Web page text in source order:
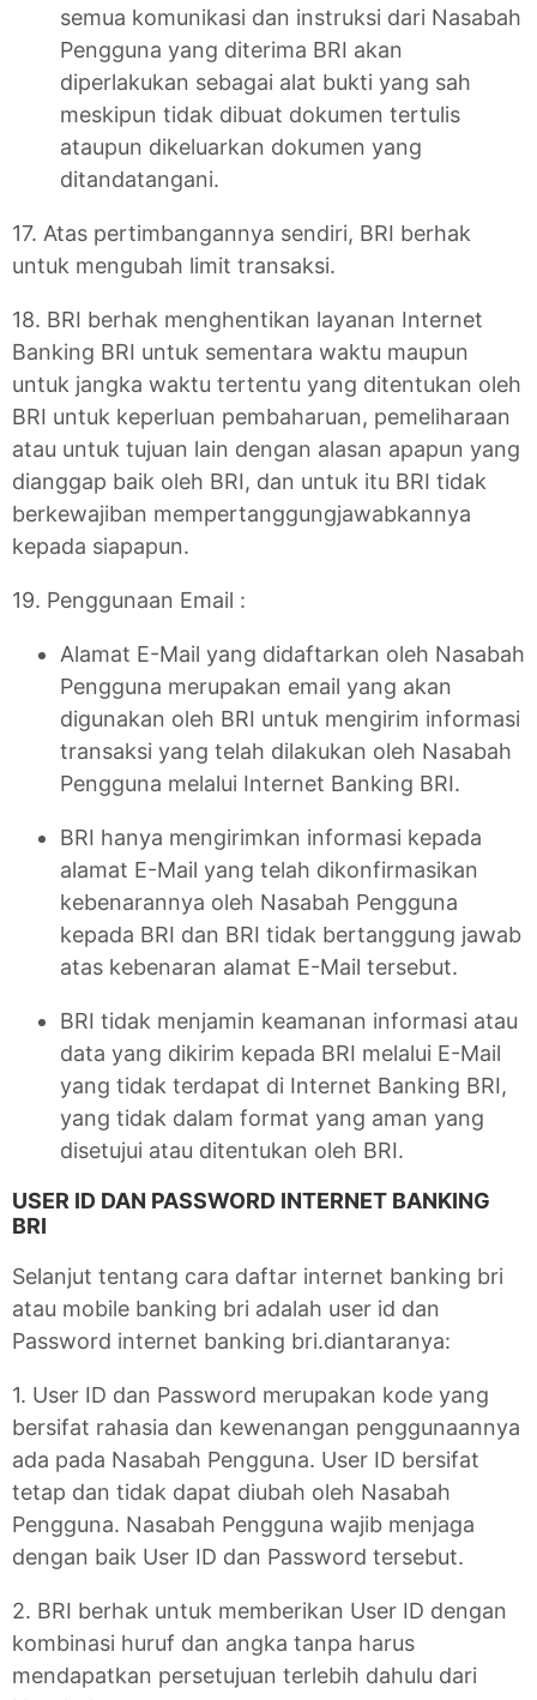
semua komunikasi dan instruksi dari Nasabah
Pengguna yang diterima BRI akan
diperlakukan sebagai alat bukti yang sah
meskipun tidak dibuat dokumen tertulis
ataupun dikeluarkan dokumen yang
ditandatangani.
17. Atas pertimbangannya sendiri, BRI berhak
untuk mengubah limit transaksi.
18. BRI berhak menghentikan layanan Internet
Banking BRI untuk sementara waktu maupun
untuk jangka waktu tertentu yang ditentukan oleh
BRI untuk keperluan pembaharuan, pemeliharaan
atau untuk tujuan lain dengan alasan apapun yang
dianggap baik oleh BRI, dan untuk itu BRI tidak
berkewajiban mempertanggungjawabkannya
kepada siapapun.
19. Penggunaan Email :
Alamat E-Mail yang didaftarkan oleh Nasabah
Pengguna merupakan email yang akan
digunakan oleh BRI untuk mengirim informasi
transaksi yang telah dilakukan oleh Nasabah
Pengguna melalui Internet Banking BRI.
BRI hanya mengirimkan informasi kepada
alamat E-Mail yang telah dikonfirmasikan
kebenarannya oleh Nasabah Pengguna
kepada BRI dan BRI tidak bertanggung jawab
atas kebenaran alamat E-Mail tersebut.
BRI tidak menjamin keamanan informasi atau
data yang dikirim kepada BRI melalui E-Mail
yang tidak terdapat di Internet Banking BRI,
yang tidak dalam format yang aman yang
disetujui atau ditentukan oleh BRI.
USER ID DAN PASSWORD INTERNET BANKING
BRI
Selanjut tentang cara daftar internet banking bri
atau mobile banking bri adalah user id dan
Password internet banking bri.diantaranya:
1. User ID dan Password merupakan kode yang
bersifat rahasia dan kewenangan penggunaannya
ada pada Nasabah Pengguna. User ID bersifat
tetap dan tidak dapat diubah oleh Nasabah
Pengguna. Nasabah Pengguna wajib menjaga
dengan baik User ID dan Password tersebut.
2. BRI berhak untuk memberikan User ID dengan
kombinasi huruf dan angka tanpa harus
mendapatkan persetujuan terlebih dahulu dari